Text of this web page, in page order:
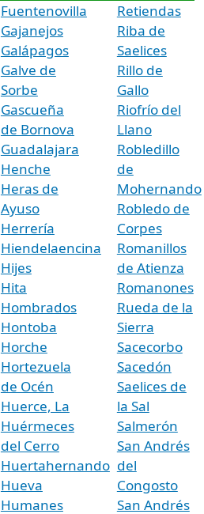
Fuentenovilla
Gajanejos
Galápagos
Galve de
Sorbe
Gascueña
de Bornova
Guadalajara
Henche
Heras de
Ayuso
Herrería
Hiendelaencina
Hijes
Hita
Hombrados
Hontoba
Horche
Hortezuela
de Océn
Huerce, La
Huérmeces
del Cerro
Huertahernando
Hueva
Humanes
Retiendas
Riba de
Saelices
Rillo de
Gallo
Riofrío del
Llano
Robledillo
de
Mohernando
Robledo de
Corpes
Romanillos
de Atienza
Romanones
Rueda de la
Sierra
Sacecorbo
Sacedón
Saelices de
la Sal
Salmerón
San Andrés
del
Congosto
San Andrés